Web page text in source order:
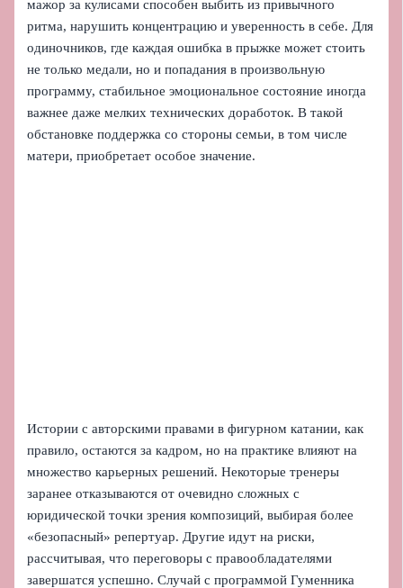
мажор за кулисами способен выбить из привычного
ритма, нарушить концентрацию и уверенность в себе. Для
одиночников, где каждая ошибка в прыжке может стоить
не только медали, но и попадания в произвольную
программу, стабильное эмоциональное состояние иногда
важнее даже мелких технических доработок. В такой
обстановке поддержка со стороны семьи, в том числе
матери, приобретает особое значение.
Истории с авторскими правами в фигурном катании, как
правило, остаются за кадром, но на практике влияют на
множество карьерных решений. Некоторые тренеры
заранее отказываются от очевидно сложных с
юридической точки зрения композиций, выбирая более
«безопасный» репертуар. Другие идут на риски,
рассчитывая, что переговоры с правообладателями
завершатся успешно. Случай с программой Гуменника